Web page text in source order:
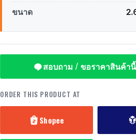
ขนาด
สอบถาม / ขอราคาสินค้านี้
ORDER THIS PRODUCT AT
Shopee